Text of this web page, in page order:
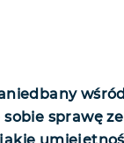
sprawę